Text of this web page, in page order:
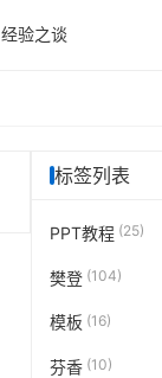
经验之谈
标签列表
PPT教程 (25)
樊登 (104)
模板 (16)
芬香 (10)